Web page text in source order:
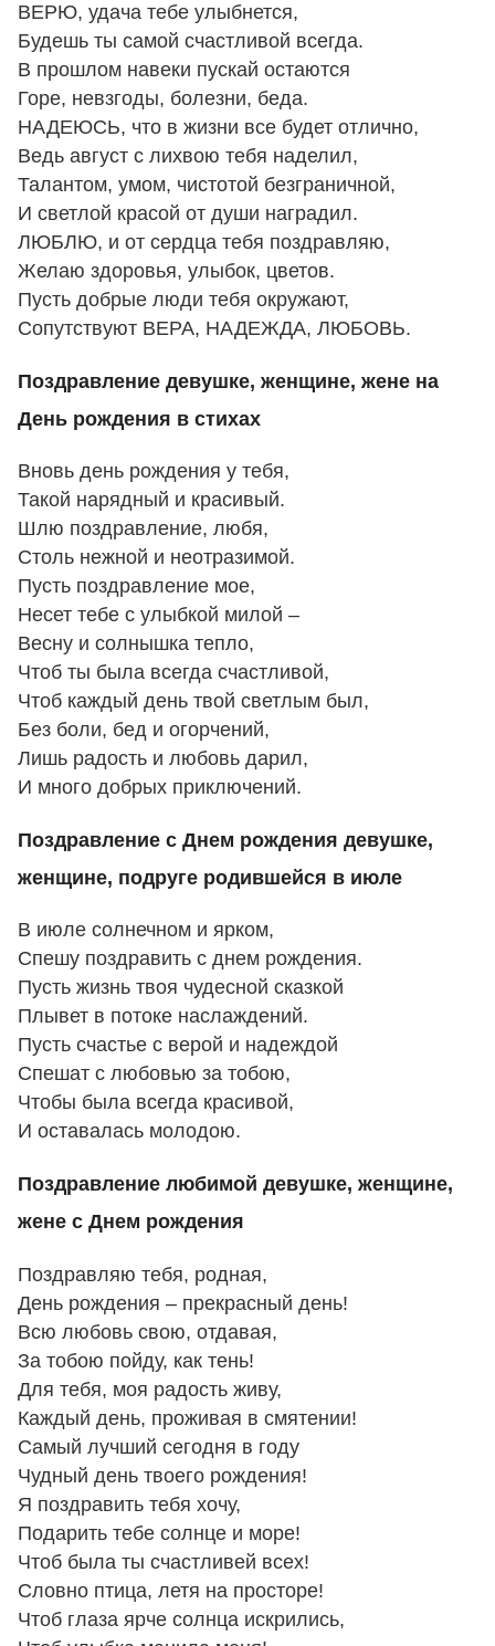
ВЕРЮ, удача тебе улыбнется,
Будешь ты самой счастливой всегда.
В прошлом навеки пускай остаются
Горе, невзгоды, болезни, беда.
НАДЕЮСЬ, что в жизни все будет отлично,
Ведь август с лихвою тебя наделил,
Талантом, умом, чистотой безграничной,
И светлой красой от души наградил.
ЛЮБЛЮ, и от сердца тебя поздравляю,
Желаю здоровья, улыбок, цветов.
Пусть добрые люди тебя окружают,
Сопутствуют ВЕРА, НАДЕЖДА, ЛЮБОВЬ.
Поздравление девушке, женщине, жене на
День рождения в стихах
Вновь день рождения у тебя,
Такой нарядный и красивый.
Шлю поздравление, любя,
Столь нежной и неотразимой.
Пусть поздравление мое,
Несет тебе с улыбкой милой –
Весну и солнышка тепло,
Чтоб ты была всегда счастливой,
Чтоб каждый день твой светлым был,
Без боли, бед и огорчений,
Лишь радость и любовь дарил,
И много добрых приключений.
Поздравление с Днем рождения девушке,
женщине, подруге родившейся в июле
В июле солнечном и ярком,
Спешу поздравить с днем рождения.
Пусть жизнь твоя чудесной сказкой
Плывет в потоке наслаждений.
Пусть счастье с верой и надеждой
Спешат с любовью за тобою,
Чтобы была всегда красивой,
И оставалась молодою.
Поздравление любимой девушке, женщине,
жене с Днем рождения
Поздравляю тебя, родная,
День рождения – прекрасный день!
Всю любовь свою, отдавая,
За тобою пойду, как тень!
Для тебя, моя радость живу,
Каждый день, проживая в смятении!
Самый лучший сегодня в году
Чудный день твоего рождения!
Я поздравить тебя хочу,
Подарить тебе солнце и море!
Чтоб была ты счастливей всех!
Словно птица, летя на просторе!
Чтоб глаза ярче солнца искрились,